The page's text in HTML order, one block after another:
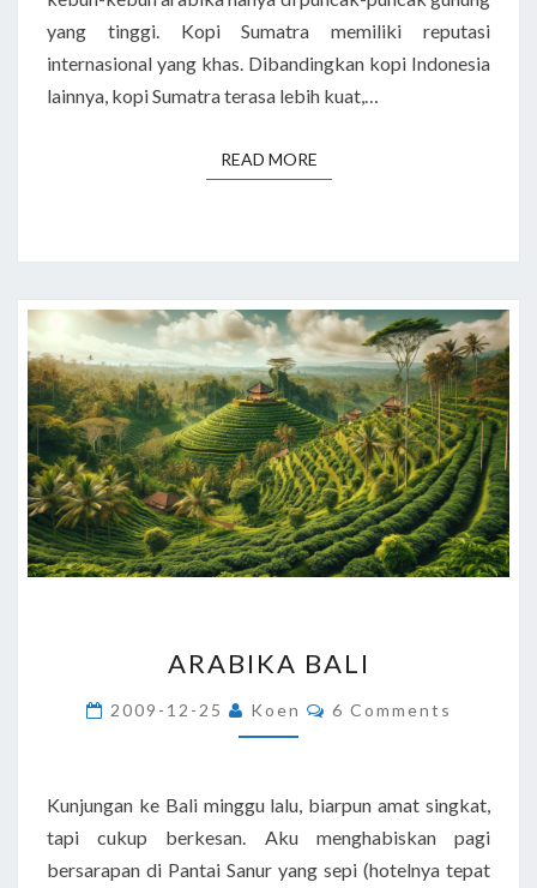
yang tinggi. Kopi Sumatra memiliki reputasi
internasional yang khas. Dibandingkan kopi Indonesia
lainnya, kopi Sumatra terasa lebih kuat,…
READ MOREREAD MORE
BALI
ARABIKA BALI
2009-12-25 Koen Comments
6 Comments
Kunjungan ke Bali minggu lalu, biarpun amat singkat,
tapi cukup berkesan. Aku menghabiskan pagi
bersarapan di Pantai Sanur yang sepi (hotelnya tepat